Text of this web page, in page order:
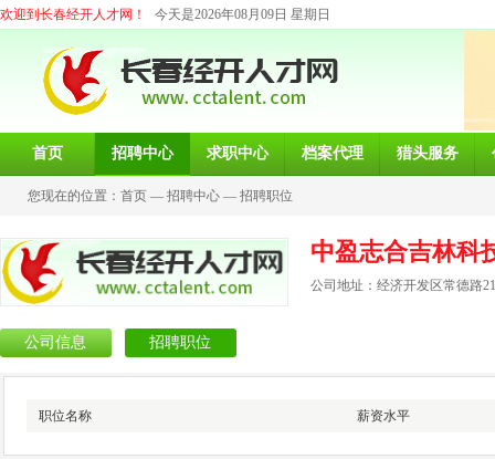
欢迎到长春经开人才网！ 今天是2026年08月09日 星期日
首页 招聘中心 求职中心 档案代理 猎头服务
您现在的位置： 首页 — 招聘中心 — 招聘职位
中盈志合吉林科
公司地址：经济开发区常德路
公司信息 招聘职位
职位名称 薪资水平